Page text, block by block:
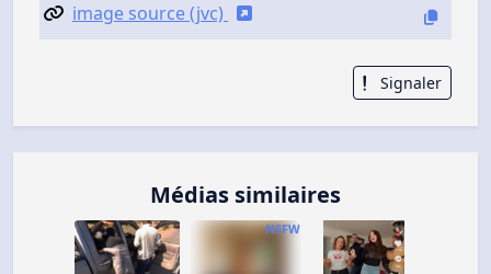
image source (jvc)
Signaler
Médias similaires
NSFW